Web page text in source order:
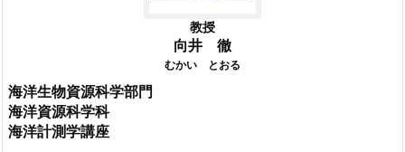
教授
向井 徹
むかい とおる
海洋生物資源科学部門
海洋資源科学科
海洋計測学講座